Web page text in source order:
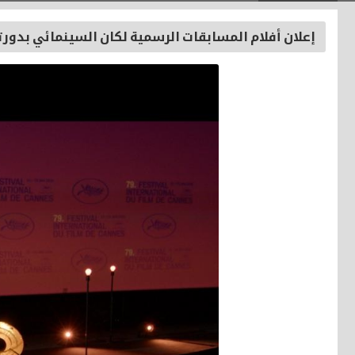
إعلان أفلام المسابقات الرسمية لكان السينمائي بدورته